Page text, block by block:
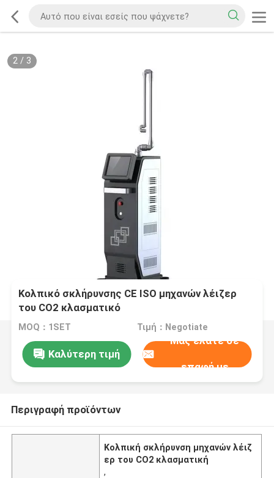
2/ 3
Κολπικό σκλήρυνσης CE ISO μηχανών λέιζερ
του CO2 κλασματικό
MOQ：1SET Τιμή：Negotiate
Καλύτερη τιμή
Μας ελάτε σε
επαφή με
Περιγραφή προϊόντων
Κολπική σκλήρυνση μηχανών λέιζ
ερ του CO2 κλασματική
,